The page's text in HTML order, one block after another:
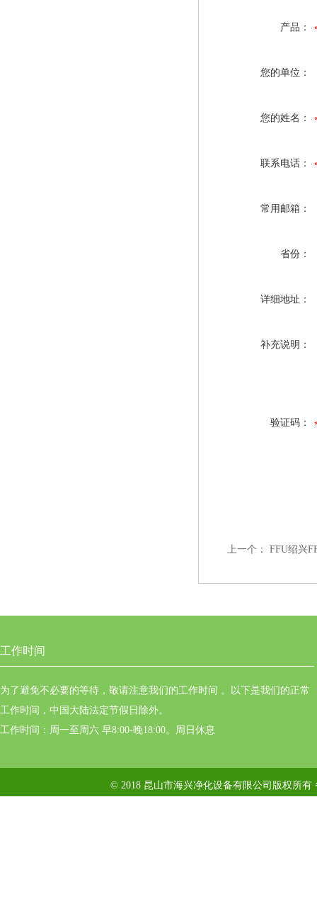
产品：
您的单位：
您的姓名：
联系电话：
常用邮箱：
省份：
详细地址：
补充说明：
验证码：
上一个： FFU绍兴
工作时间
为了避免不必要的等待，敬请注意我们的工作时间 。以下是我们的正常
工作时间，中国大陆法定节假日除外。
工作时间：周一至周六 早8:00-晚18:00。周日休息
© 2018 昆山市海兴净化设备有限公司版权所有